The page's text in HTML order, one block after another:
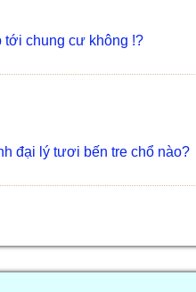
tới chung cư không !?
đại lý tươi bến tre chổ nào?